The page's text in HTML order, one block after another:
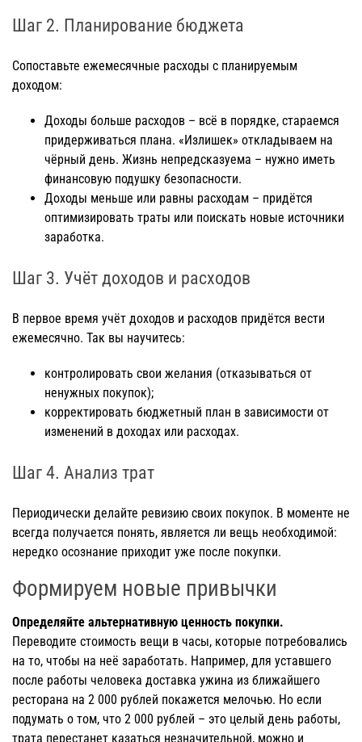
Шаг 2. Планирование бюджета
Сопоставьте ежемесячные расходы с планируемым
доходом:
Доходы больше расходов – всё в порядке, стараемся
придерживаться плана. «Излишек» откладываем на
чёрный день. Жизнь непредсказуема – нужно иметь
финансовую подушку безопасности.
Доходы меньше или равны расходам – придётся
оптимизировать траты или поискать новые источники
заработка.
Шаг 3. Учёт доходов и расходов
В первое время учёт доходов и расходов придётся вести
ежемесячно. Так вы научитесь:
контролировать свои желания (отказываться от
ненужных покупок);
корректировать бюджетный план в зависимости от
изменений в доходах или расходах.
Шаг 4. Анализ трат
Периодически делайте ревизию своих покупок. В моменте не
всегда получается понять, является ли вещь необходимой:
нередко осознание приходит уже после покупки.
Формируем новые привычки
Определяйте альтернативную ценность покупки.
Переводите стоимость вещи в часы, которые потребовались
на то, чтобы на неё заработать. Например, для уставшего
после работы человека доставка ужина из ближайшего
ресторана на 2 000 рублей покажется мелочью. Но если
подумать о том, что 2 000 рублей – это целый день работы,
трата перестанет казаться незначительной, можно и